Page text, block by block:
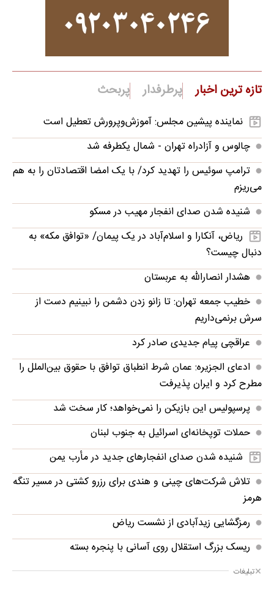
تازه ترین اخبار پرطرفدار پربحث
نماینده پیشین مجلس: آموزش‌وپرورش تعطیل است
چالوس و آزادراه تهران - شمال یکطرفه شد
ترامپ سوئیس را تهدید کرد/ با یک امضا اقتصادتان را به هم
می‌ریزم
شنیده شدن صدای انفجار مهیب در مسکو
ریاض، آنکارا و اسلام‌آباد در یک پیمان/ «توافق مکه» به
دنبال چیست؟
هشدار انصارالله به عربستان
خطیب جمعه تهران: تا زانو زدن دشمن را نبینیم دست از
سرش برنمی‌داریم
عراقچی پیام جدیدی صادر کرد
ادعای الجزیره: عمان شرط انطباق توافق با حقوق بین‌الملل را
مطرح کرد و ایران پذیرفت
پرسپولیس این بازیکن را نمی‌خواهد؛ کار سخت شد
حملات توپخانه‌ای اسرائیل به جنوب لبنان
شنیده شدن صدای انفجارهای جدید در مأرب یمن
تلاش شرکت‌های چینی و هندی برای رزرو کشتی در مسیر تنگه
هرمز
رمزگشایی زیدآبادی از نشست ریاض
ریسک بزرگ استقلال روی آسانی با پنجره بسته
تبلیغات